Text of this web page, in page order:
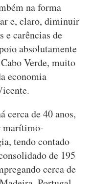
na forma
e, claro, diminuir
e carências de
absolutamente
Verde, muito
economia
cerca de 40 anos,
marítimo-
tendo contado
de 195
cerca de